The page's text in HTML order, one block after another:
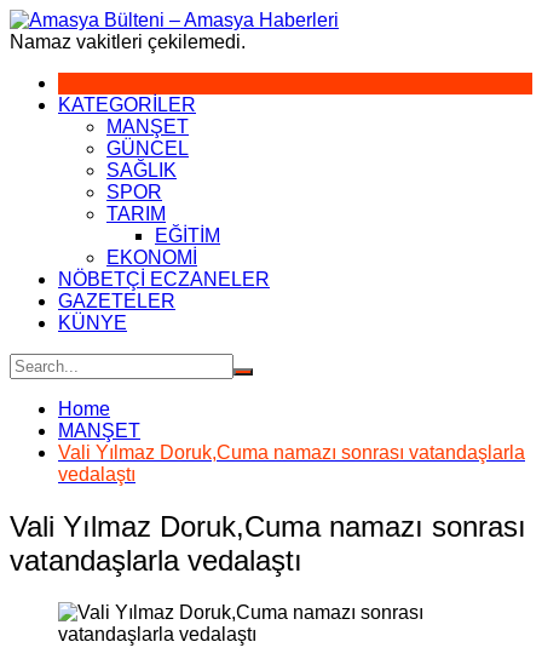
Skip
to
Namaz vakitleri çekilemedi.
KATEGORİLER
MANŞET
GÜNCEL
SAĞLIK
SPOR
TARIM
EĞİTİM
EKONOMİ
NÖBETÇİ ECZANELER
GAZETELER
KÜNYE
Home
MANŞET
Vali Yılmaz Doruk,Cuma namazı sonrası vatandaşlarla
vedalaştı
Vali Yılmaz Doruk,Cuma namazı sonrası
vatandaşlarla vedalaştı